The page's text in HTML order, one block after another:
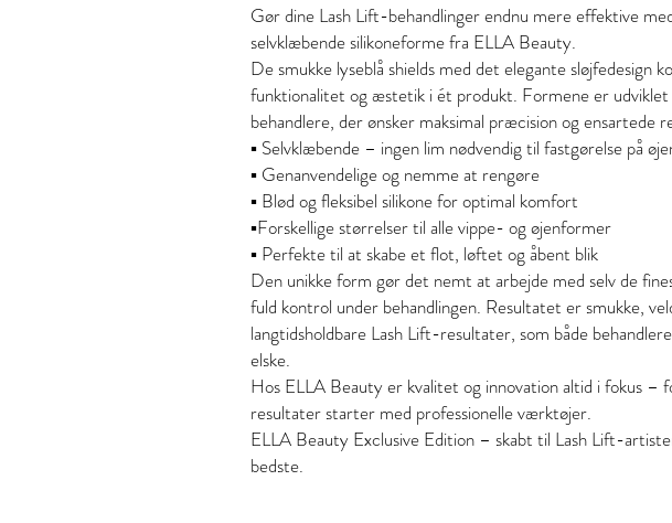
Gør dine Lash Lift-behandlinger endnu mere effektive
selvklæbende silikoneforme fra ELLA Beauty.
De smukke lyseblå shields med det elegante sløjfedesign
funktionalitet og æstetik i ét produkt. Formene er udviklet
behandlere, der ønsker maksimal præcision og ensartede
▪️ Selvklæbende – ingen lim nødvendig til fastgørelse på
▪️ Genanvendelige og nemme at rengøre
▪️ Blød og fleksibel silikone for optimal komfort
▪️Forskellige størrelser til alle vippe- og øjenformer
▪️ Perfekte til at skabe et flot, løftet og åbent blik
Den unikke form gør det nemt at arbejde med selv de
fuld kontrol under behandlingen. Resultatet er smukke,
langtidsholdbare Lash Lift-resultater, som både
elske.
Hos ELLA Beauty er kvalitet og innovation altid i fokus –
resultater starter med professionelle værktøjer.
ELLA Beauty Exclusive Edition – skabt til Lash Lift-
bedste.